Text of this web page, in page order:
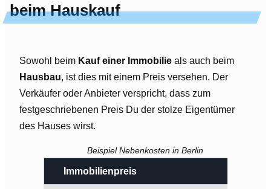
beim Hauskauf
Sowohl beim Kauf einer Immobilie als auch beim
Hausbau, ist dies mit einem Preis versehen. Der
Verkäufer oder Anbieter verspricht, dass zum
festgeschriebenen Preis Du der stolze Eigentümer
des Hauses wirst.
Beispiel Nebenkosten in Berlin
Immobilienpreis